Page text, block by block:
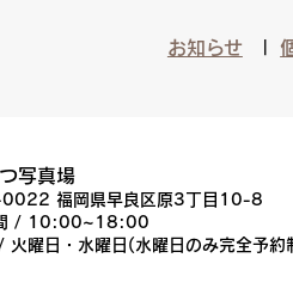
お知らせ
写真場
福岡県早良区原3丁目10-8
/ 10:00~18:00
火曜日・水曜日(水曜日のみ完全予約